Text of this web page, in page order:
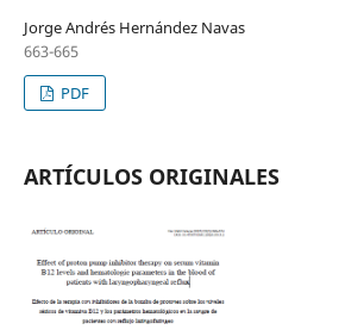
Jorge Andrés Hernández Navas
663-665
PDF
ARTÍCULOS ORIGINALES